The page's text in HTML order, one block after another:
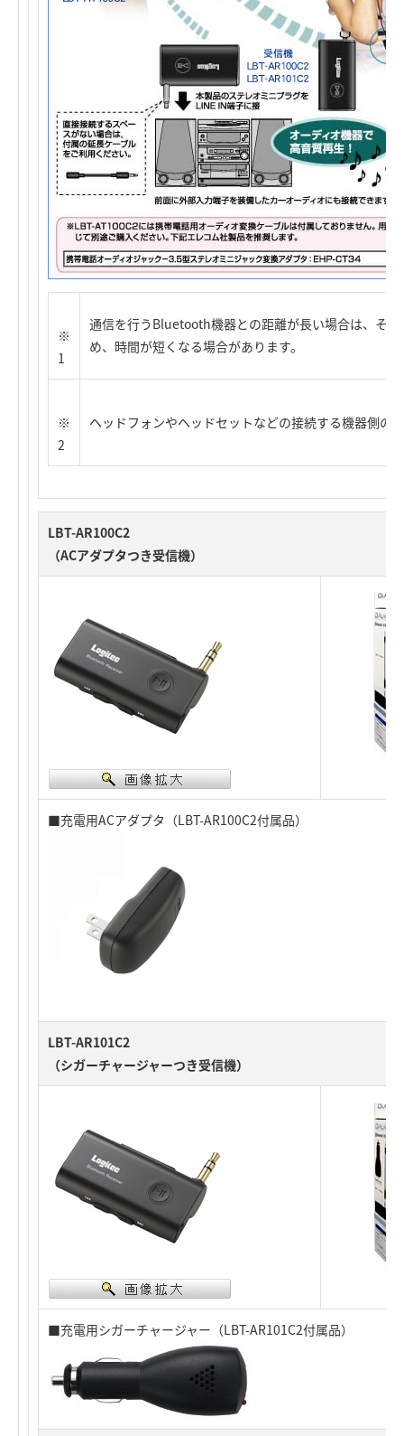
※
1
通信を行うBluetooth機器との距離が長い場合は、そ
め、時間が短くなる場合があります。
※
2
ヘッドフォンやヘッドセットなどの接続する機器側の
LBT-AR100C2
（ACアダプタつき受信機）
■充電用ACアダプタ（LBT-AR100C2付属品）
LBT-AR101C2
（シガーチャージャーつき受信機）
■充電用シガーチャージャー（LBT-AR101C2付属品）